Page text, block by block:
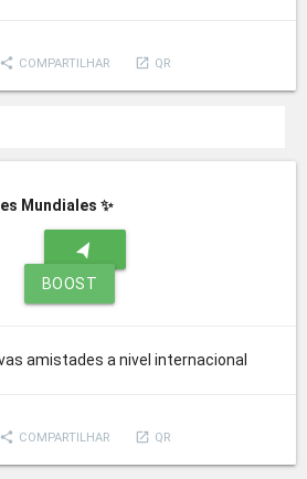
share COMPARTILHAR launch QR
Mundiales ✨
navigation
BOOST
amistades a nivel internacional
share COMPARTILHAR launch QR